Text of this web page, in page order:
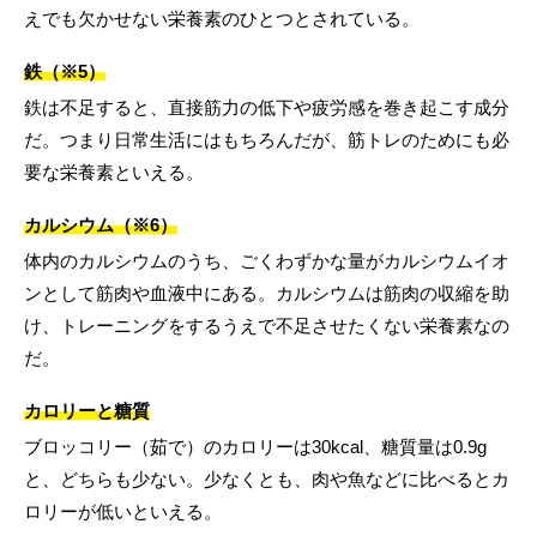
えでも欠かせない栄養素のひとつとされている。
鉄（※5）
鉄は不足すると、直接筋力の低下や疲労感を巻き起こす成分
だ。つまり日常生活にはもちろんだが、筋トレのためにも必
要な栄養素といえる。
カルシウム（※6）
体内のカルシウムのうち、ごくわずかな量がカルシウムイオ
ンとして筋肉や血液中にある。カルシウムは筋肉の収縮を助
け、トレーニングをするうえで不足させたくない栄養素なの
だ。
カロリーと糖質
ブロッコリー（茹で）のカロリーは30kcal、糖質量は0.9g
と、どちらも少ない。少なくとも、肉や魚などに比べるとカ
ロリーが低いといえる。